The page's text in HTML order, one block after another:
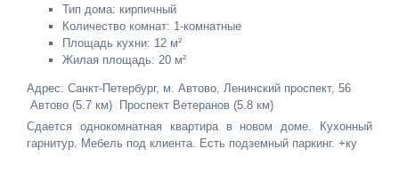
Тип дома: кирпичный
Количество комнат: 1-комнатные
Площадь кухни: 12 м²
Жилая площадь: 20 м²
Адрес: Санкт-Петербург, м. Автово, Ленинский проспект, 56
Автово (5.7 км) Проспект Ветеранов (5.8 км)
Сдается однокомнатная квартира в новом доме. Кухонный
гарнитур. Мебель под клиента. Есть подземный паркинг. +ку